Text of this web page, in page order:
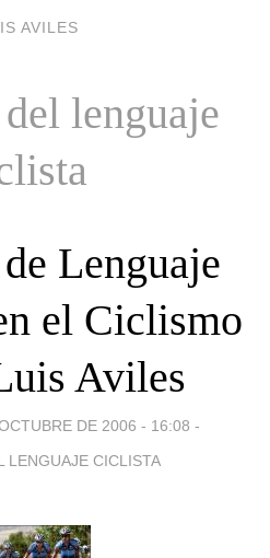
AVILES
lenguaje
Lenguaje
el Ciclismo
Aviles
DE 2006 - 16:08 -
LENGUAJE CICLISTA